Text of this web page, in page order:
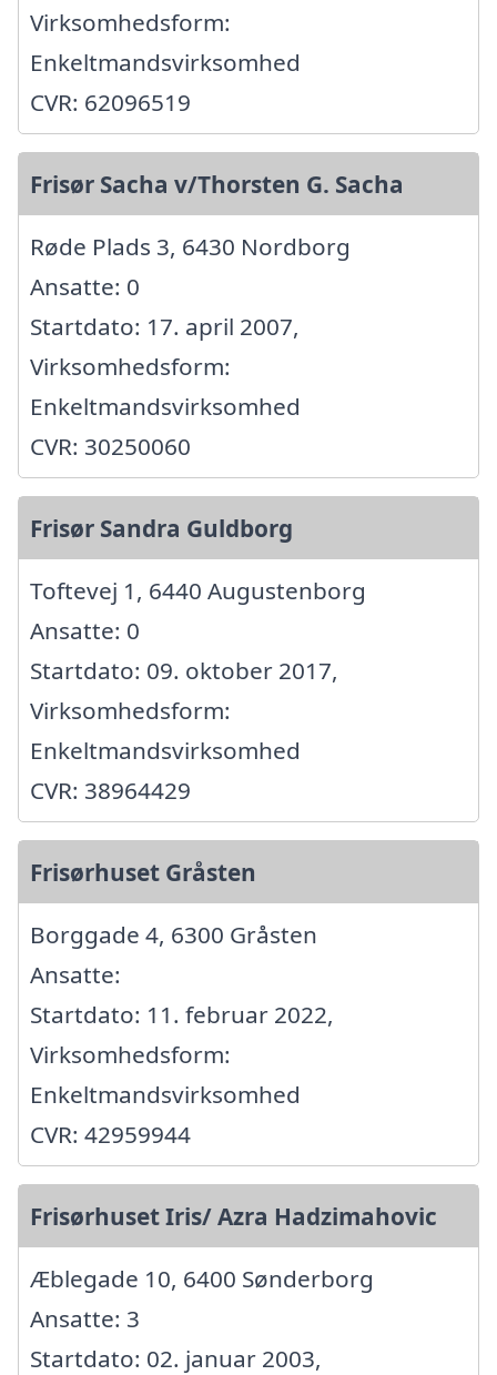
Virksomhedsform:
Enkeltmandsvirksomhed
CVR: 62096519
Frisør Sacha v/Thorsten G. Sacha
Røde Plads 3, 6430 Nordborg
Ansatte: 0
Startdato: 17. april 2007,
Virksomhedsform:
Enkeltmandsvirksomhed
CVR: 30250060
Frisør Sandra Guldborg
Toftevej 1, 6440 Augustenborg
Ansatte: 0
Startdato: 09. oktober 2017,
Virksomhedsform:
Enkeltmandsvirksomhed
CVR: 38964429
Frisørhuset Gråsten
Borggade 4, 6300 Gråsten
Ansatte:
Startdato: 11. februar 2022,
Virksomhedsform:
Enkeltmandsvirksomhed
CVR: 42959944
Frisørhuset Iris/ Azra Hadzimahovic
Æblegade 10, 6400 Sønderborg
Ansatte: 3
Startdato: 02. januar 2003,